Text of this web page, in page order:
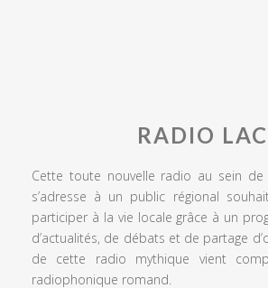
RADIO LAC
Cette toute nouvelle radio au sein de
s’adresse à un public régional
participer à la vie locale grâce à un
d’actualités, de débats et de partage
de cette radio mythique vient
radiophonique romand.